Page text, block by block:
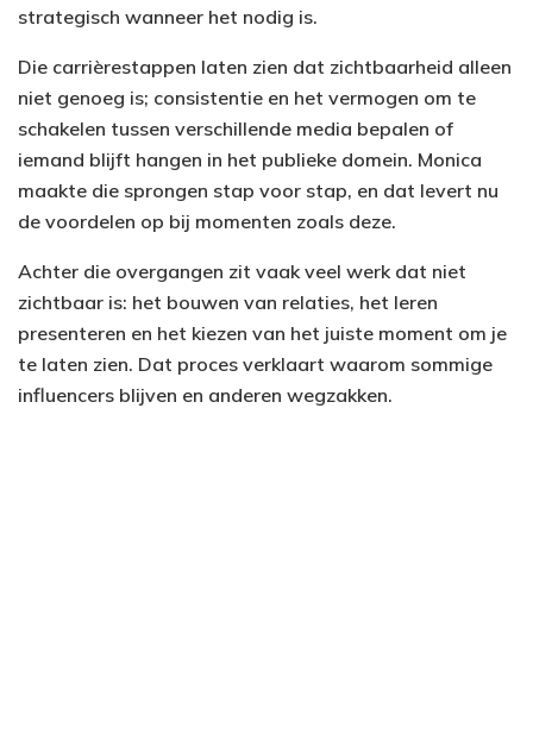
strategisch wanneer het nodig is.
Die carrièrestappen laten zien dat zichtbaarheid alleen
niet genoeg is; consistentie en het vermogen om te
schakelen tussen verschillende media bepalen of
iemand blijft hangen in het publieke domein. Monica
maakte die sprongen stap voor stap, en dat levert nu
de voordelen op bij momenten zoals deze.
Achter die overgangen zit vaak veel werk dat niet
zichtbaar is: het bouwen van relaties, het leren
presenteren en het kiezen van het juiste moment om je
te laten zien. Dat proces verklaart waarom sommige
influencers blijven en anderen wegzakken.